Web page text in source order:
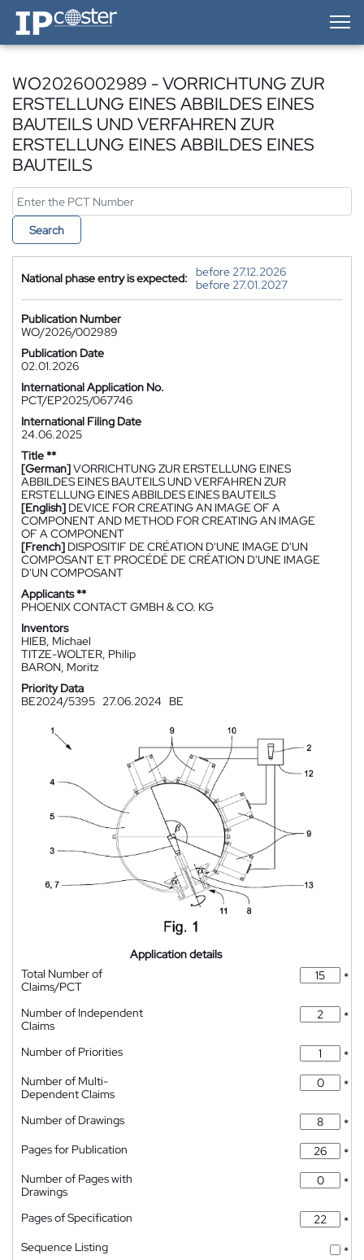
IP-Coster — Home
WO2026002989 - VORRICHTUNG ZUR
ERSTELLUNG EINES ABBILDES EINES
BAUTEILS UND VERFAHREN ZUR
ERSTELLUNG EINES ABBILDES EINES
BAUTEILS
Search
National phase entry is expected:
before 27.12.2026
before 27.01.2027
Publication Number
WO/2026/002989
Publication Date
02.01.2026
International Application No.
PCT/EP2025/067746
International Filing Date
24.06.2025
Title **
[German]VORRICHTUNG ZUR ERSTELLUNG EINES
ABBILDES EINES BAUTEILS UND VERFAHREN ZUR
ERSTELLUNG EINES ABBILDES EINES BAUTEILS
[English] DEVICE FOR CREATING AN IMAGE OF A
COMPONENT AND METHOD FOR CREATING AN IMAGE
OF A COMPONENT
[French] DISPOSITIF DE CRÉATION D'UNE IMAGE D'UN
COMPOSANT ET PROCÉDÉ DE CRÉATION D'UNE IMAGE
D'UN COMPOSANT
Applicants **
PHOENIX CONTACT GMBH & CO. KG
Inventors
HIEB, Michael
TITZE-WOLTER, Philip
BARON, Moritz
Priority Data
BE2024/5395 27.06.2024 BE
Application details
Total Number of
Claims/PCT
*
Number of Independent
Claims
*
Number of Priorities
*
Number of Multi-
Dependent Claims
*
Number of Drawings
*
Pages for Publication
*
Number of Pages with
Drawings
*
Pages of Specification
*
Sequence Listing
*